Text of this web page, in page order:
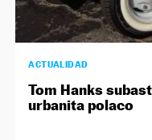
ACTUALIDAD
Tom Hanks
urbanita polaco